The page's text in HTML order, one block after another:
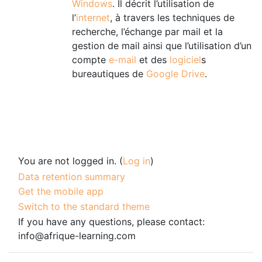
Windows. Il décrit l’utilisation de
l’internet, à travers les techniques de
recherche, l’échange par mail et la
gestion de mail ainsi que l’utilisation d’un
compte e-mail et des logiciels
bureautiques de Google Drive.
You are not logged in. (Log in)
Data retention summary
Get the mobile app
Switch to the standard theme
If you have any questions, please contact:
info@afrique-learning.com